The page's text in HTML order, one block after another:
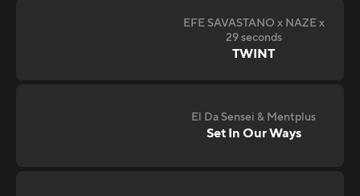
EFE SAVASTANO x NAZE x
29 seconds
TWINT
El Da Sensei & Mentplus
Set In Our Ways